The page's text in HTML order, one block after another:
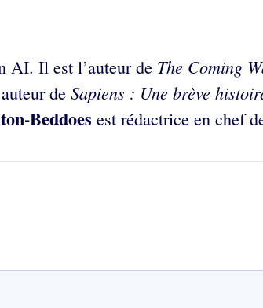
AI. Il est l’auteur de The Coming
de Sapiens : Une brève
Beddoes est rédactrice en chef